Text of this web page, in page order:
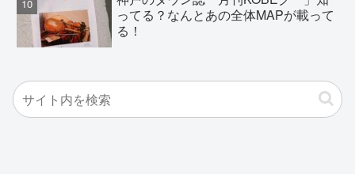
ってる？なんとあの全体MAPが載って
る！